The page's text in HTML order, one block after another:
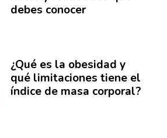
debes conocer
¿Qué es la obesidad y
qué limitaciones tiene el
índice de masa corporal?